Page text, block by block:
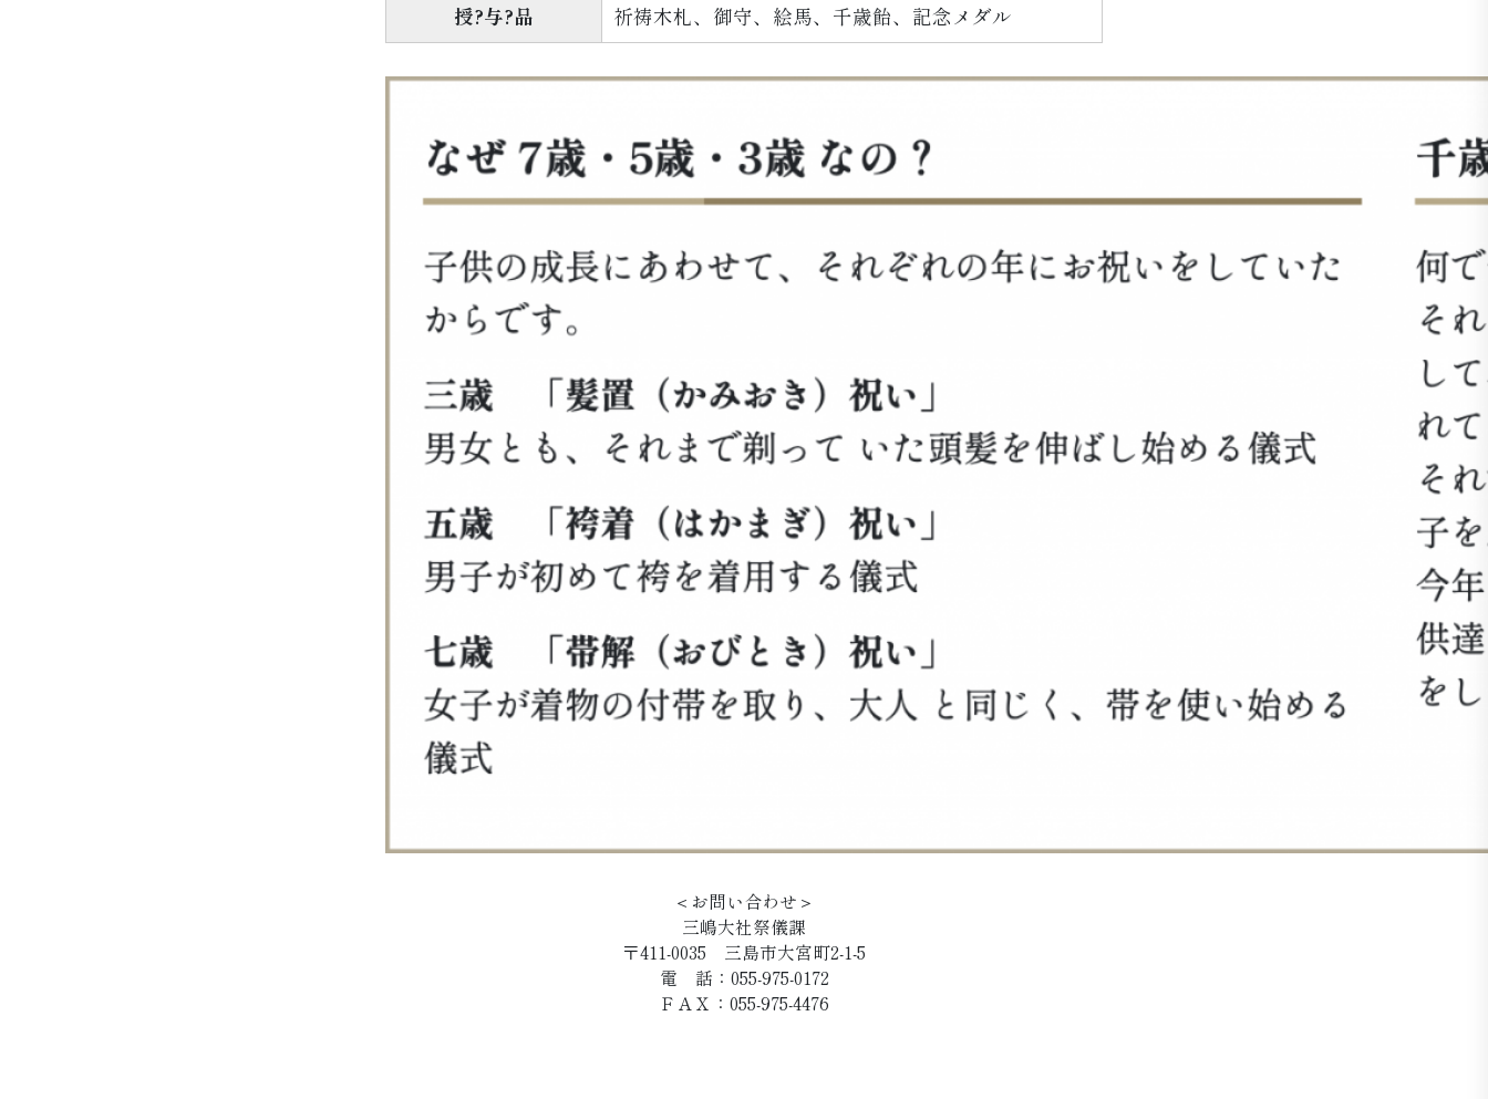
授?与?品
祈祷木札、御守、絵馬、千歳飴、記念メダル
＜お問い合わせ＞
三嶋大社祭儀課
〒411-0035 三島市大宮町2-1-5
電 話：055-975-0172
ＦＡＸ：055-975-4476